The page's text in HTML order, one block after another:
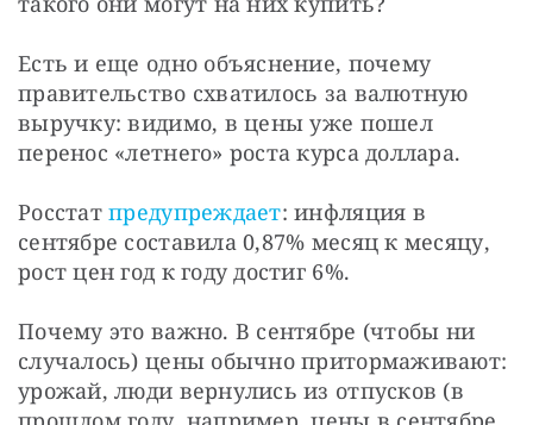
Есть и еще одно объяснение, почему
правительство схватилось за валютную
выручку: видимо, в цены уже пошел
перенос «летнего» роста курса доллара.
Росстат предупреждает: инфляция в
сентябре составила 0,87% месяц к месяцу,
рост цен год к году достиг 6%.
Почему это важно. В сентябре (чтобы ни
случалось) цены обычно притормаживают:
урожай, люди вернулись из отпусков (в